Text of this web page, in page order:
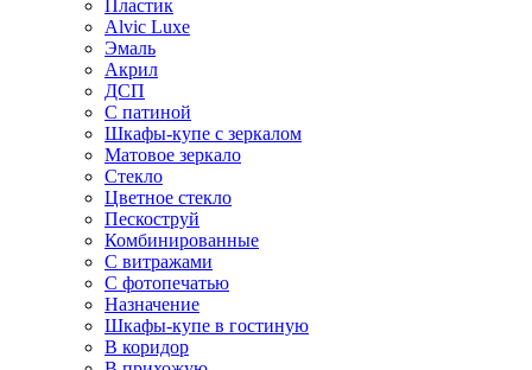
Пластик
Alvic Luxe
Эмаль
Акрил
ДСП
С патиной
Шкафы-купе с зеркалом
Матовое зеркало
Стекло
Цветное стекло
Пескоструй
Комбинированные
С витражами
С фотопечатью
Назначение
Шкафы-купе в гостиную
В коридор